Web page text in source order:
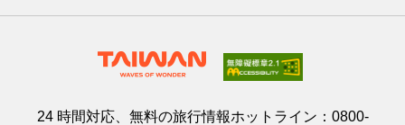
24 時間対応、無料の旅行情報ホットライン： 0800-